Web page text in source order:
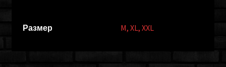
Размер M,XL,XXL